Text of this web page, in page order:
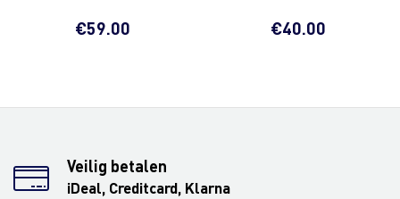
€59.00 €40.00
Veilig betalen
iDeal, Creditcard, Klarna